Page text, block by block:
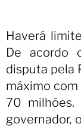
Haverá
De acordo
disputa pela
máximo
70
governador,